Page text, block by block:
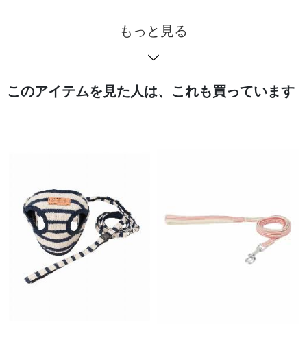
もっと見る
このアイテムを見た人は、これも買っています